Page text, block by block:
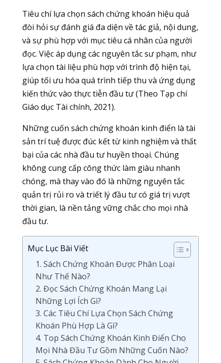
Tiêu chí lựa chọn sách chứng khoán hiệu quả
đòi hỏi sự đánh giá đa diện về tác giả, nội dung,
và sự phù hợp với mục tiêu cá nhân của người
đọc. Việc áp dụng các nguyên tắc sư phạm, như
lựa chọn tài liệu phù hợp với trình độ hiện tại,
giúp tối ưu hóa quá trình tiếp thu và ứng dụng
kiến thức vào thực tiễn đầu tư (Theo Tạp chí
Giáo dục Tài chính, 2021).
Những cuốn sách chứng khoán kinh điển là tài
sản trí tuệ được đúc kết từ kinh nghiệm và thất
bại của các nhà đầu tư huyền thoại. Chúng
không cung cấp công thức làm giàu nhanh
chóng, mà thay vào đó là những nguyên tắc
quản trị rủi ro và triết lý đầu tư có giá trị vượt
thời gian, là nền tảng vững chắc cho mọi nhà
đầu tư.
Mục Lục Bài Viết
1. Sách Chứng Khoán Được Phân Loại
Như Thế Nào?
2. Đọc Sách Chứng Khoán Mang Lại
Những Lợi Ích Gì?
3. Các Tiêu Chí Lựa Chọn Sách Chứng
Khoán Phù Hợp Là Gì?
4. Top Sách Chứng Khoán Kinh Điển Cho
Mọi Nhà Đầu Tư Gồm Những Cuốn Nào?